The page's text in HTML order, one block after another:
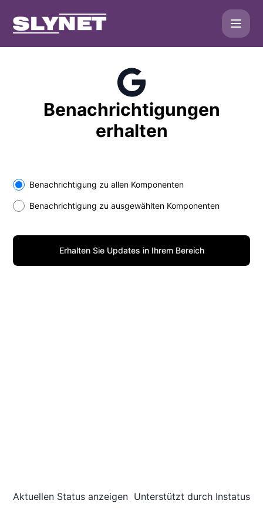
Benachrichtigungen
erhalten
Select the components you want to receive updates for
Benachrichtigung zu allen Komponenten
Benachrichtigung zu ausgewählten Komponenten
Erhalten Sie Updates in Ihrem Bereich
Aktuellen Status anzeigen Unterstützt durch Instatus